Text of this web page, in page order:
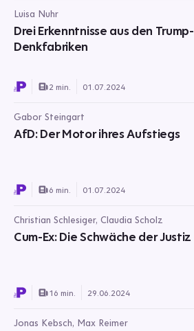
Luisa Nuhr
Drei Erkenntnisse aus den Trump-
Denkfabriken
2 min. 01.07.2024
Gabor Steingart
AfD: Der Motor ihres Aufstiegs
6 min. 01.07.2024
Christian Schlesiger, Claudia Scholz
Cum-Ex: Die Schwäche der Justiz
16 min. 29.06.2024
Jonas Kebsch, Max Reimer